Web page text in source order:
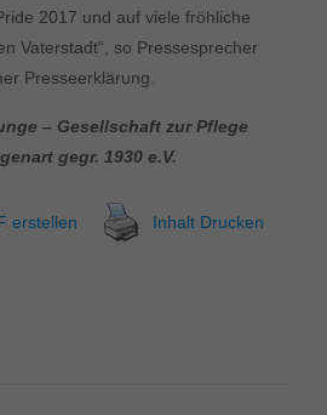
2017 und auf viele fröhliche
Vaterstadt“, so Pressesprecher
Presseerklärung.
– Gesellschaft zur Pflege
gegr. 1930 e.V.
erstellen Inhalt Drucken